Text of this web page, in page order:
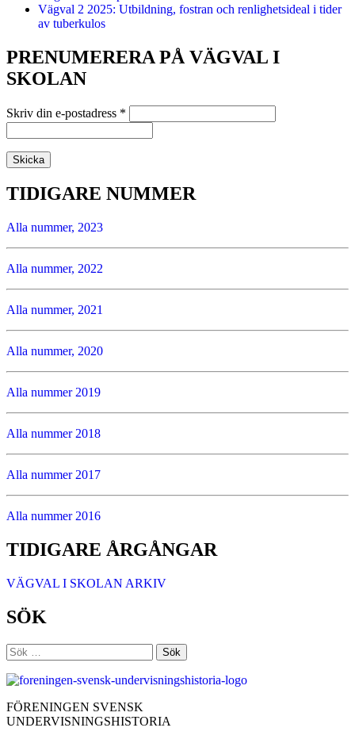
Vägval 2 2025: Utbildning, fostran och renlighetsideal i tider
av tuberkulos
PRENUMERERA PÅ VÄGVAL I
SKOLAN
Skriv din e-postadress *
TIDIGARE NUMMER
Alla nummer, 2023
Alla nummer, 2022
Alla nummer, 2021
Alla nummer, 2020
Alla nummer 2019
Alla nummer 2018
Alla nummer 2017
Alla nummer 2016
TIDIGARE ÅRGÅNGAR
VÄGVAL I SKOLAN ARKIV
SÖK
Sök
efter:
FÖRENINGEN SVENSK
UNDERVISNINGSHISTORIA